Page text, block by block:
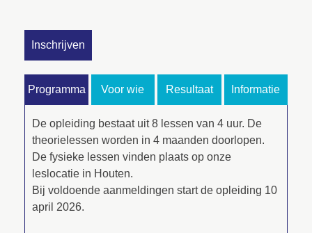
Inschrijven
Programma Voor wie Resultaat Informatie
De opleiding bestaat uit 8 lessen van 4 uur. De
theorielessen worden in 4 maanden doorlopen.
De fysieke lessen vinden plaats op onze
leslocatie in Houten.
Bij voldoende aanmeldingen start de opleiding 10
april 2026.